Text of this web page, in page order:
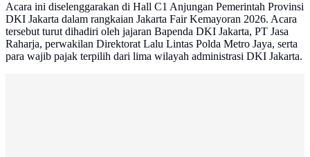
Acara ini diselenggarakan di Hall C1 Anjungan Pemerintah Provinsi
DKI Jakarta dalam rangkaian Jakarta Fair Kemayoran 2026. Acara
tersebut turut dihadiri oleh jajaran Bapenda DKI Jakarta, PT Jasa
Raharja, perwakilan Direktorat Lalu Lintas Polda Metro Jaya, serta
para wajib pajak terpilih dari lima wilayah administrasi DKI Jakarta.